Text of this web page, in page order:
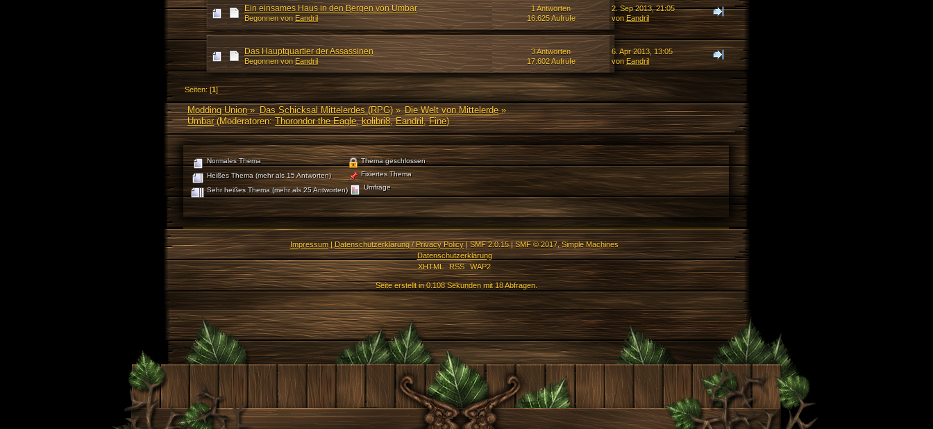
Ein einsames Haus in den Bergen von Umbar
Begonnen von Eandril
1 Antworten
16.625 Aufrufe
2. Sep 2013, 21:05
vonEandril
Das Hauptquartier der Assassinen
Begonnen von Eandril
3 Antworten
17.602 Aufrufe
6. Apr 2013, 13:05
vonEandril
Seiten: [1]
Modding Union» Das Schicksal Mittelerdes (RPG)» Die Welt von Mittelerde»
Umbar(Moderatoren:Thorondor the Eagle,kolibri8,Eandril,Fine)
Normales Thema
Heißes Thema (mehr als 15 Antworten)
Sehr heißes Thema (mehr als 25 Antworten)
Thema geschlossen
Fixiertes Thema
Umfrage
Impressum|Datenschutzerklärung / Privacy Policy|SMF 2.0.15|SMF © 2017,Simple Machines
Datenschutzerklärung
XHTML
RSS WAP2
Seite erstellt in 0.108 Sekunden mit 18 Abfragen.